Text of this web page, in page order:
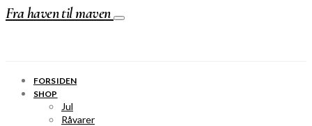
Fra haven til maven
FORSIDEN
SHOP
Jul
Råvarer